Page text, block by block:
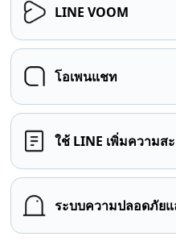
LINE VOOM
โอเพนแชท
ใช้ LINE เพิ่มความส
ระบบความปลอดภัย